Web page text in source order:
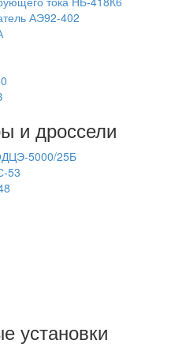
АЭ92-402
и дроссели
5000/25Б
53
установки